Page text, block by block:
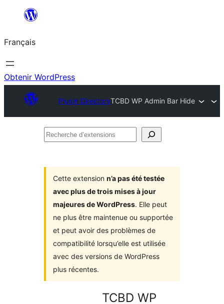
contenu
Français
Obtenir WordPress
Plugin DirectoryTCBD WP Admin Bar Hide
Recherche
Cette extension n’a pas été testée
avec plus de trois mises à jour
majeures de WordPress. Elle peut
ne plus être maintenue ou supportée
et peut avoir des problèmes de
compatibilité lorsqu’elle est utilisée
avec des versions de WordPress
plus récentes.
TCBD WP